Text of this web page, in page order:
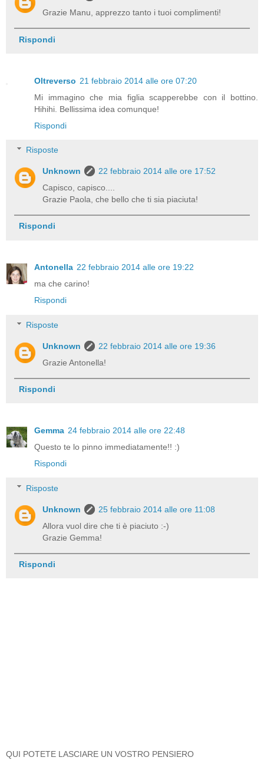
Grazie Manu, apprezzo tanto i tuoi complimenti!
Rispondi
Oltreverso 21 febbraio 2014 alle ore 07:20
Mi immagino che mia figlia scapperebbe con il bottino.
Hihihi. Bellissima idea comunque!
Rispondi
Risposte
Unknown
22 febbraio 2014 alle ore 17:52
Capisco, capisco....
Grazie Paola, che bello che ti sia piaciuta!
Rispondi
Antonella 22 febbraio 2014 alle ore 19:22
ma che carino!
Rispondi
Risposte
Unknown
22 febbraio 2014 alle ore 19:36
Grazie Antonella!
Rispondi
Gemma 24 febbraio 2014 alle ore 22:48
Questo te lo pinno immediatamente!! :)
Rispondi
Risposte
Unknown
25 febbraio 2014 alle ore 11:08
Allora vuol dire che ti è piaciuto :-)
Grazie Gemma!
Rispondi
QUI POTETE LASCIARE UN VOSTRO PENSIERO